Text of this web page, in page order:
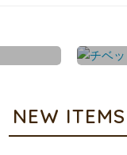
NEW ITEMS